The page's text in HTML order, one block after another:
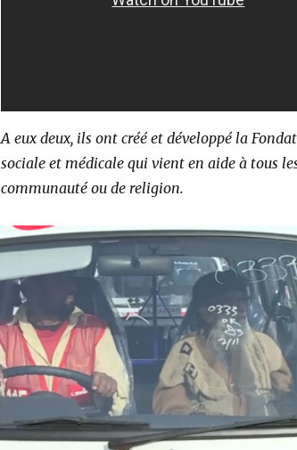
A eux deux, ils ont créé et développé la
sociale et médicale qui vient en aide à tous
communauté ou de religion.